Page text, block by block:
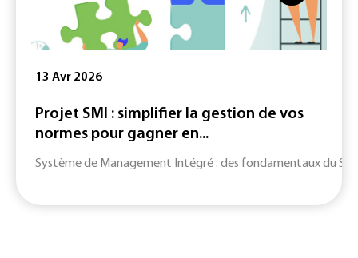
13 Avr 2026
Projet SMI : simplifier la gestion de vos
normes pour gagner en...
Système de Management Intégré : des fondamentaux du